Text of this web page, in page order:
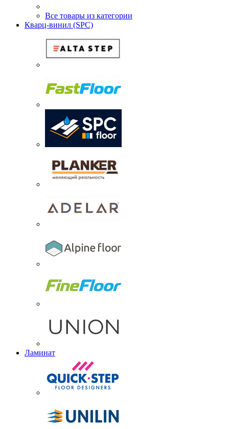
Все товары из категории
Кварц-винил (SPC)
Ламинат